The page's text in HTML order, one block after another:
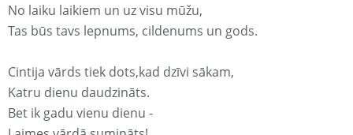
No laiku laikiem un uz visu mūžu,
Tas būs tavs lepnums, cildenums un gods.
Cintija vārds tiek dots,kad dzīvi sākam,
Katru dienu daudzināts.
Bet ik gadu vienu dienu -